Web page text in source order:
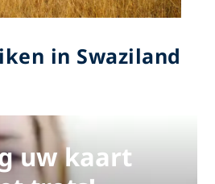
in Swaziland
uw kaart